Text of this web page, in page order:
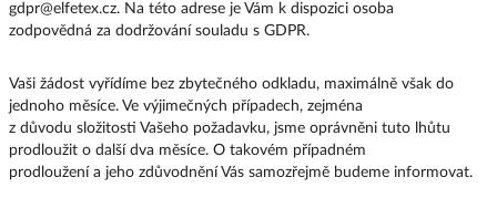
gdpr@elfetex.cz. Na této adrese je Vám k dispozici osoba
zodpovědná za dodržování souladu s GDPR.
Vaši žádost vyřídíme bez zbytečného odkladu, maximálně však do
jednoho měsíce. Ve výjimečných případech, zejména
z důvodu složitosti Vašeho požadavku, jsme oprávněni tuto lhůtu
prodloužit o další dva měsíce. O takovém případném
prodloužení a jeho zdůvodnění Vás samozřejmě budeme informovat.